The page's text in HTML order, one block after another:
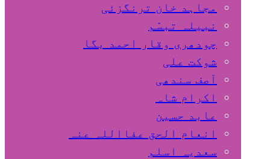
مجاہد خان ترنگزئی
نبیلہ تبسّم
چودھری وقار احمد بگا
شوکت علی
آصف سندھی
اکرام شاہ
عابد حسین
انعام الحق عفااللہ عنہ
سعدیہ اسلم